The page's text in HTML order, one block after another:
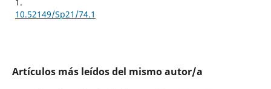
1.
10.52149/Sp21/74.1
Artículos más leídos del mismo autor/a